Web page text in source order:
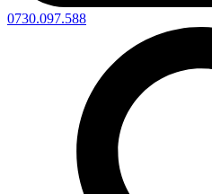
0730.097.588